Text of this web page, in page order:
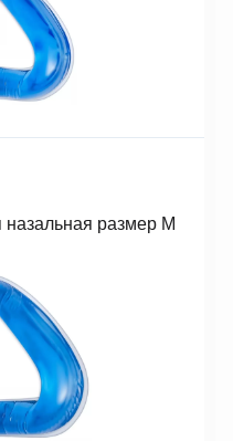
размер M